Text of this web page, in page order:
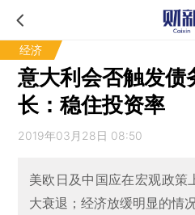
经济
意大利会否触发债
长：稳住投资率
2019年03月28日 08:50
美欧日及中国应在宏观政策
大衰退；经济放缓明显的情